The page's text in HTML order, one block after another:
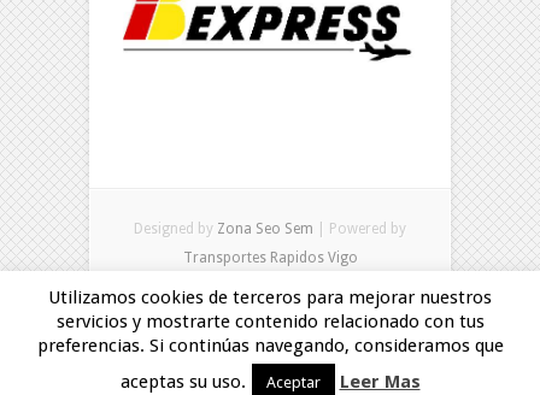
Designed by Zona Seo Sem | Powered by
Transportes Rapidos Vigo
Utilizamos cookies de terceros para mejorar nuestros
servicios y mostrarte contenido relacionado con tus
preferencias. Si continúas navegando, consideramos que
aceptas su uso.
Aceptar Leer Mas